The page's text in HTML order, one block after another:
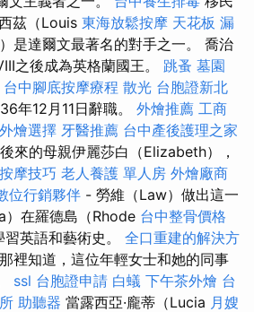
茲（Louis 東海放鬆按摩 天花板 漏
是達爾文最著名的對手之一。 喬治
之後成為英格蘭國王。 跳蚤 墓園
台中腳底按摩療程 散光 台胞證新北
年12月11日辭職。 外燴推薦 工商
燴選擇 牙醫推薦 台中產後護理之家
來的母親伊麗莎白（Elizabeth），
摩技巧 老人養護 單人房 外燴廠商
位行銷夥伴 - 勞維（Law）做出這一
在羅德島（Rhode 台中整骨價格
英語和藝術史。 全口重建的解決方
裡知道，這位年輕女士和她的同事
ssl 台胞證申請 白蟻 下午茶外燴 台
助聽器 當露西亞·龐蒂（Lucia 月嫂